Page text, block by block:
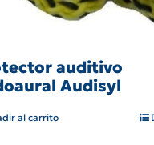
auditivo
Audisyl
al carrito